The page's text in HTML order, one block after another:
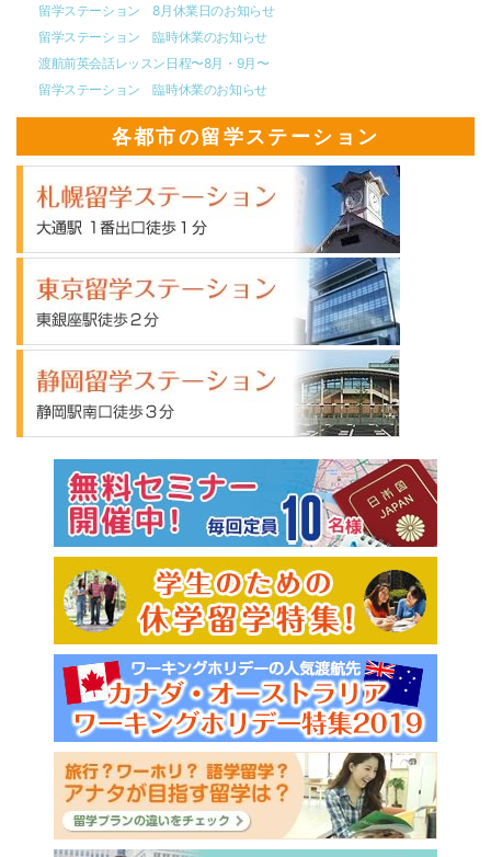
留学ステーション 8月休業日のお知らせ
留学ステーション 臨時休業のお知らせ
渡航前英会話レッスン日程〜8月・9月〜
留学ステーション 臨時休業のお知らせ
各都市の留学ステーション